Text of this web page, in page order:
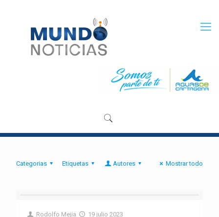
Categorias Etiquetas Autores Mostrar todo
Rodolfo Mejia 19 julio 2023